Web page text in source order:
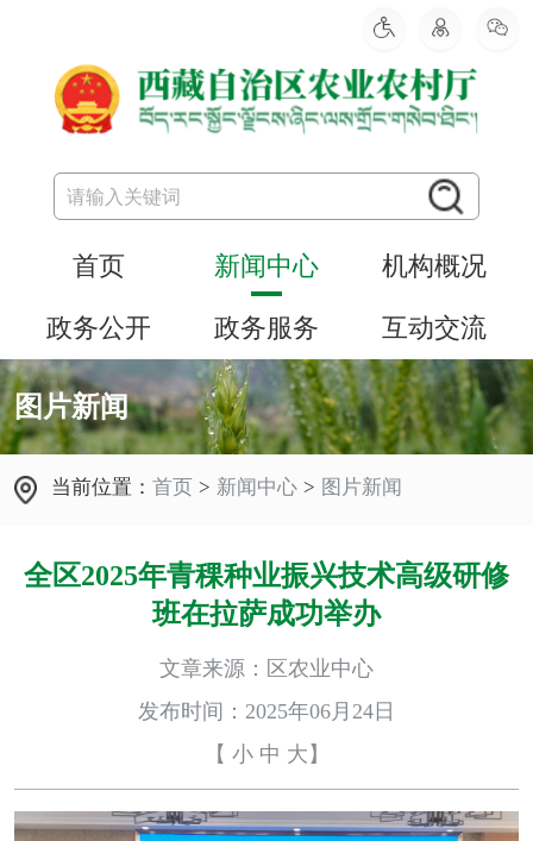
首页 新闻中心 机构概况
政务公开 政务服务 互动交流
图片新闻
当前位置：首页 > 新闻中心 > 图片新闻
全区2025年青稞种业振兴技术高级研修
班在拉萨成功举办
文章来源：区农业中心
发布时间：2025年06月24日
【 小 中 大 】